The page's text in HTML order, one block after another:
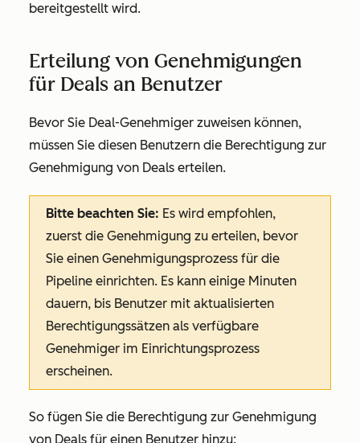
bereitgestellt wird.
Erteilung von Genehmigungen
für Deals an Benutzer
Bevor Sie Deal-Genehmiger zuweisen können,
müssen Sie diesen Benutzern die Berechtigung zur
Genehmigung von Deals erteilen.
Bitte beachten Sie: Es wird empfohlen,
zuerst die Genehmigung zu erteilen, bevor
Sie einen Genehmigungsprozess für die
Pipeline einrichten. Es kann einige Minuten
dauern, bis Benutzer mit aktualisierten
Berechtigungssätzen als verfügbare
Genehmiger im Einrichtungsprozess
erscheinen.
So fügen Sie die Berechtigung zur Genehmigung
von Deals für einen Benutzer hinzu: